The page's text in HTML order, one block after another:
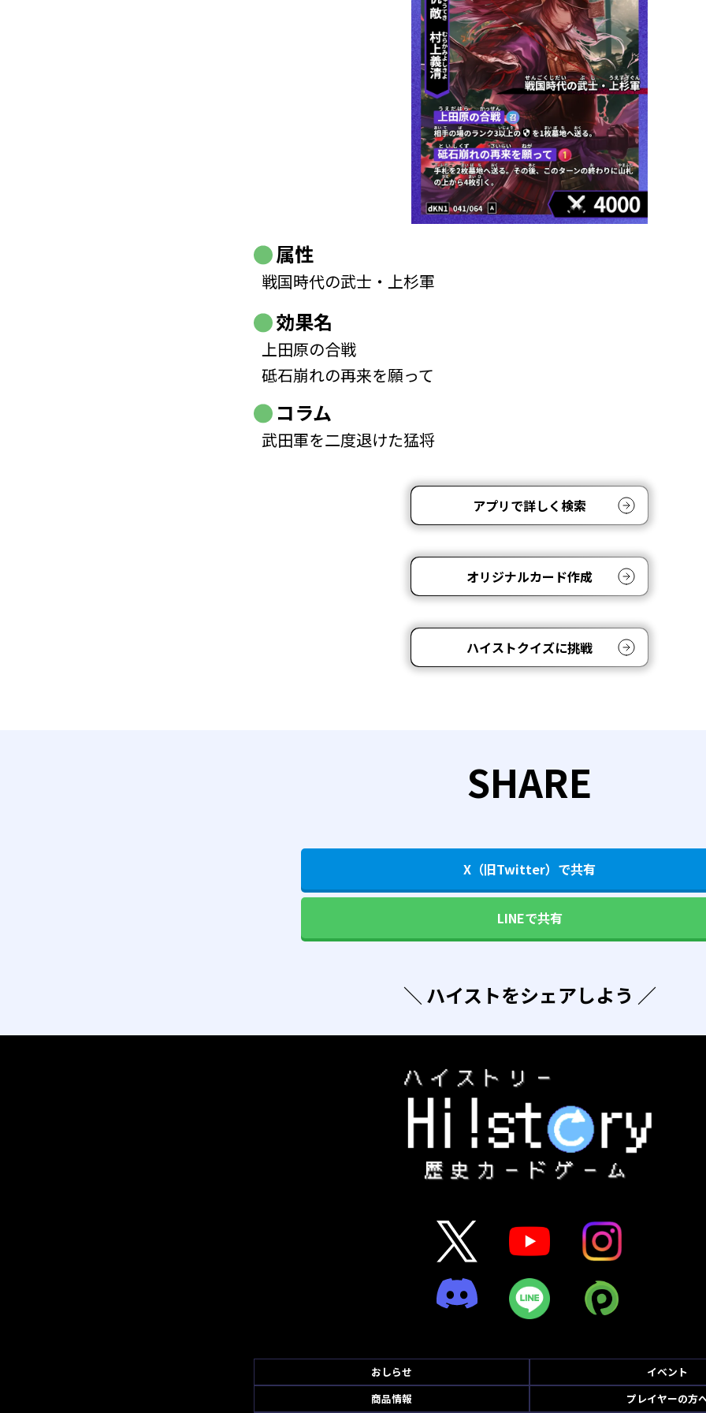
属性
戦国時代の武士・上杉軍
効果名
上田原の合戦
砥石崩れの再来を願って
コラム
武田軍を二度退けた猛将
アプリで詳しく検索
オリジナルカード作成
ハイストクイズに挑戦
SHARE
X（旧Twitter）で共有
LINEで共有
＼ ハイストをシェアしよう ／
おしらせ
イベント
商品情報
プレイヤーの方